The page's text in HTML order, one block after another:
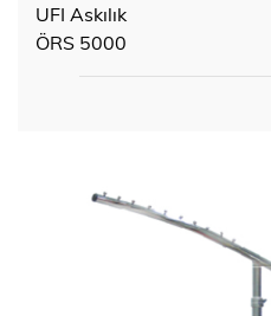
UFI Askılık
ÖRS 5000